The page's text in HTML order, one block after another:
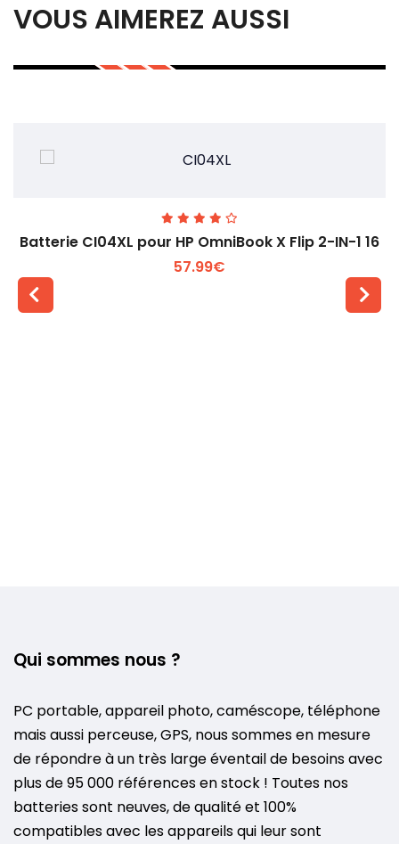
VOUS AIMEREZ AUSSI
Batterie CI04XL pour HP OmniBook X Flip 2-IN-1 16
57.99€
Qui sommes nous ?
PC portable, appareil photo, caméscope, téléphone
mais aussi perceuse, GPS, nous sommes en mesure
de répondre à un très large éventail de besoins avec
plus de 95 000 références en stock ! Toutes nos
batteries sont neuves, de qualité et 100%
compatibles avec les appareils qui leur sont